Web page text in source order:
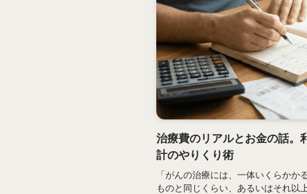
治療費のリアルとお金の話。
計のやりくり術
「がんの治療には、一体いくらか
ものと同じくらい、あるいはそれ以